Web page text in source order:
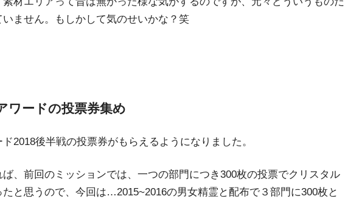
いません。もしかして気のせいかな？笑
ワードの投票券集め
2018後半戦の投票券がもらえるようになりました。
、前回のミッションでは、一つの部門につき300枚の投票でクリスタル
と思うので、今回は…2015~2016の男女精霊と配布で３部門に300枚と